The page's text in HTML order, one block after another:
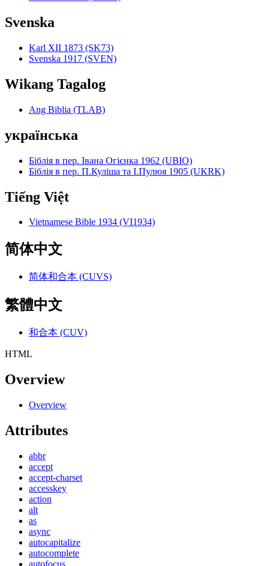
Svenska
Karl XII 1873 (SK73)
Svenska 1917 (SVEN)
Wikang Tagalog
Ang Biblia (TLAB)
українська
Біблія в пер. Івана Огієнка 1962 (UBIO)
Біблія в пер. П.Куліша та І.Пулюя 1905 (UKRK)
Tiếng Việt
Vietnamese Bible 1934 (VI1934)
简体中文
简体和合本 (CUVS)
繁體中文
和合本 (CUV)
HTML
Overview
Overview
Attributes
abbr
accept
accept-charset
accesskey
action
alt
as
async
autocapitalize
autocomplete
autofocus